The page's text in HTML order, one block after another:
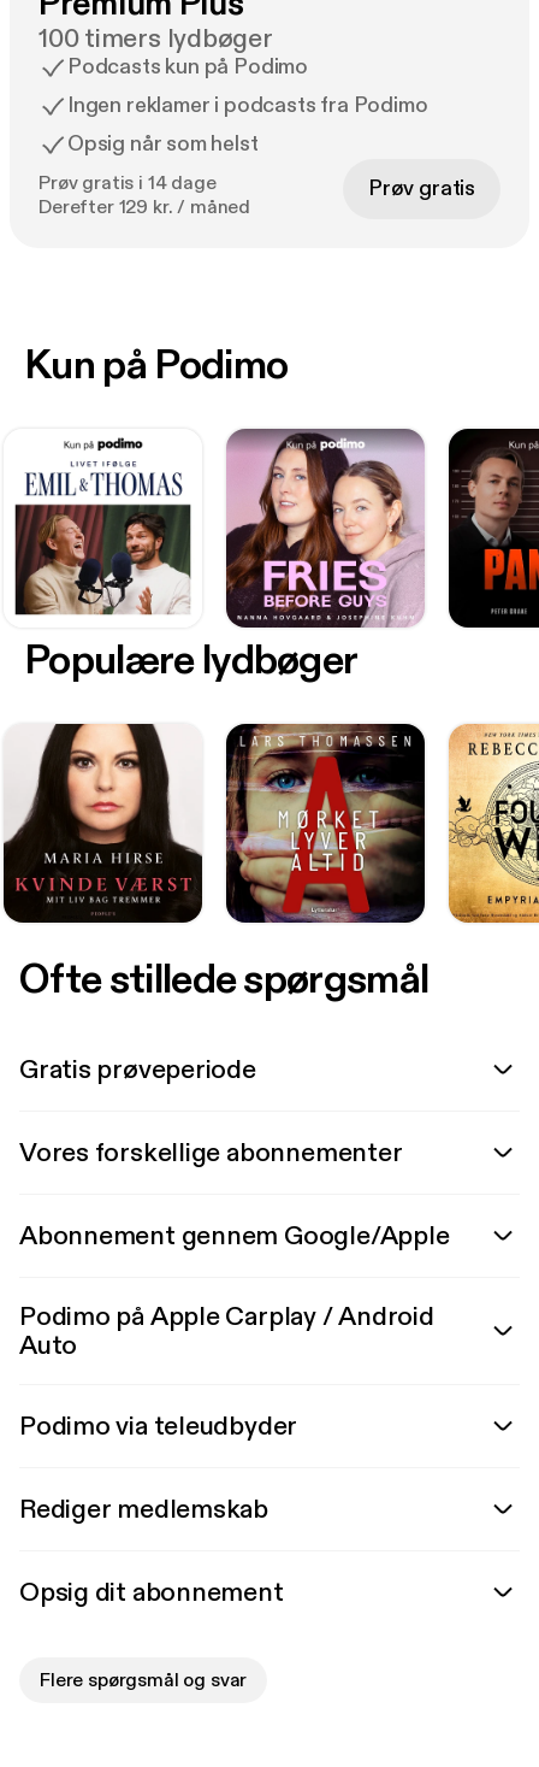
100 timers lydbøger
Podcasts kun på Podimo
Ingen reklamer i podcasts fra Podimo
Opsig når som helst
Prøv gratis i 14 dage
Derefter 129 kr. / måned
Prøv gratis
Kun på Podimo
Populære lydbøger
Ofte stillede spørgsmål
Gratis prøveperiode
Vores forskellige abonnementer
Abonnement gennem Google/Apple
Podimo på Apple Carplay / Android
Auto
Podimo via teleudbyder
Rediger medlemskab
Opsig dit abonnement
Flere spørgsmål og svar